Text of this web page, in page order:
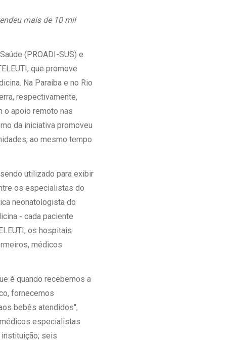
Empresas
Cabine Telemedicina
Gestão do Cuidado
mais de 10 mil
(PROADI-SUS) e
que promove
Na Paraíba e no Rio
respectivamente,
o apoio remoto nas
da iniciativa promoveu
ao mesmo tempo
utilizado para exibir
os especialistas do
neonatologista do
- cada paciente
os hospitais
médicos
é quando recebemos a
fornecemos
bebês atendidos",
especialistas
seis